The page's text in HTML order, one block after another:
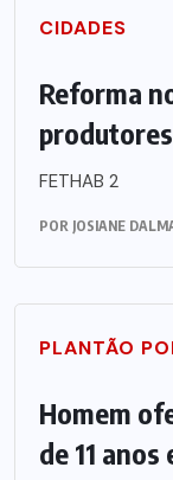
CIDADES
Reforma
FETHAB 2
POR JOSIANE
PLANTÃO
Homem
de 11